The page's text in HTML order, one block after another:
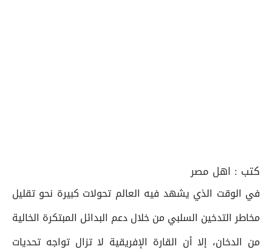
كتب : اهل مصر
في الوقت الذي يشهد فيه العالم تحولات كبيرة نحو تقليل
مخاطر التدخين السلبي من خلال دعم البدائل المبتكرة الخالية
من الدخان، إلا أن القارة الإفريقية لا تزال تواجه تحديات